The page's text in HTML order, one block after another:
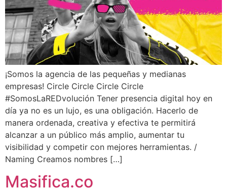
¡Somos la agencia de las pequeñas y medianas
empresas! Circle Circle Circle Circle
#SomosLaREDvolución Tener presencia digital hoy en
día ya no es un lujo, es una obligación. Hacerlo de
manera ordenada, creativa y efectiva te permitirá
alcanzar a un público más amplio, aumentar tu
visibilidad y competir con mejores herramientas. /
Naming Creamos nombres […]
Masifica.co